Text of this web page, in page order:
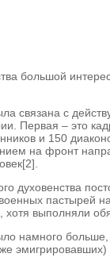
большой
связана с
Первая – это
и 150
на фронт
духовенства
пастырей
выполняли
намного
эмигрировавших)